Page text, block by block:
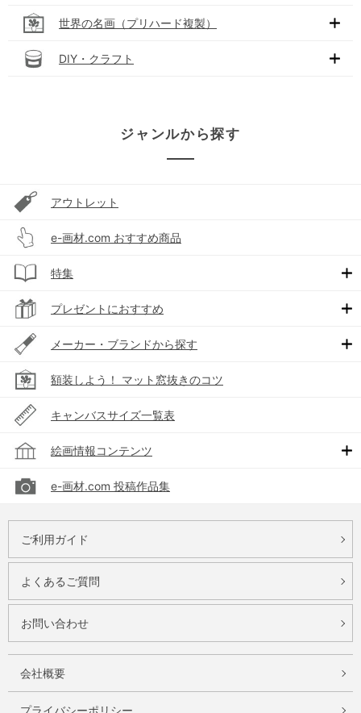
世界の名画（プリハード複製）
DIY・クラフト
ジャンルから探す
アウトレット
e-画材.com おすすめ商品
特集
プレゼントにおすすめ
メーカー・ブランドから探す
額装しよう！ マット窓抜きのコツ
キャンバスサイズ一覧表
絵画情報コンテンツ
e-画材.com 投稿作品集
ご利用ガイド
よくあるご質問
お問い合わせ
会社概要
プライバシーポリシー